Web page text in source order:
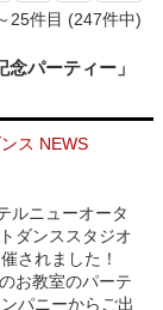
25件目 (247件中)
パーティー」
ス NEWS
ルニューオータ
ダンススタジオ
されました！
お教室のパーテ
ニーからご出